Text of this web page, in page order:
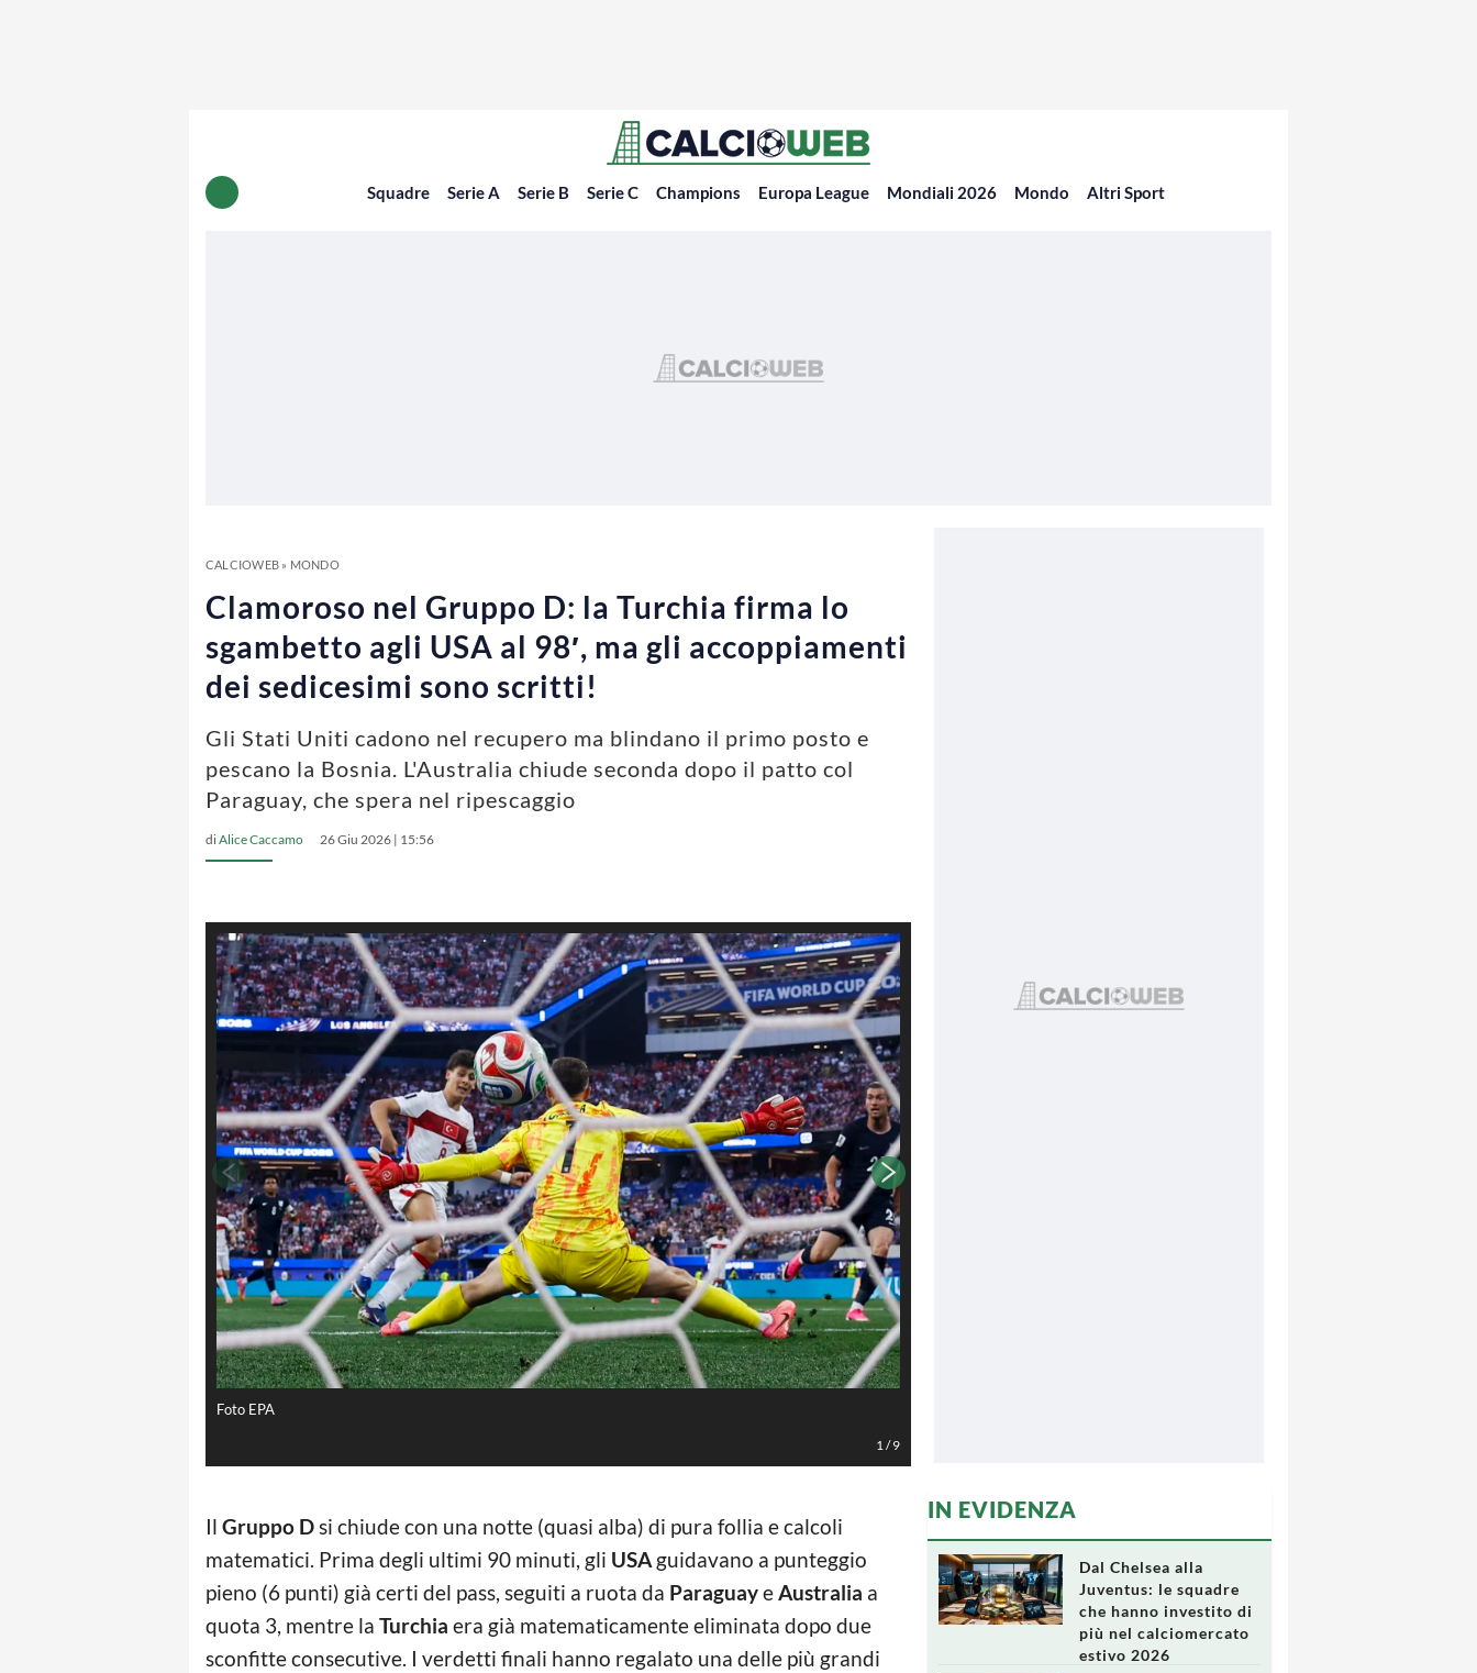
Squadre Serie A Serie B Serie C Champions Europa League Mondiali 2026 Mondo Altri Sport
CALCIOWEB» MONDO
Clamoroso nel Gruppo D: la Turchia firma lo
sgambetto agli USA al 98′, ma gli accoppiamenti
dei sedicesimi sono scritti!
Gli Stati Uniti cadono nel recupero ma blindano il primo posto e
pescano la Bosnia. L'Australia chiude seconda dopo il patto col
Paraguay, che spera nel ripescaggio
diAlice Caccamo 26 Giu 2026 | 15:56
Foto EPA
1/9
Il Gruppo Dsi chiude con una notte (quasi alba) di pura follia e calcoli
matematici. Prima degli ultimi 90 minuti, gli USA guidavano a punteggio
pieno (6 punti) già certi del pass, seguiti a ruota da ParaguayeAustralia a
quota 3, mentre la Turchia era già matematicamente eliminata dopo due
sconfitte consecutive. I verdetti finali hanno regalato una delle più grandi
IN EVIDENZA
Dal Chelsea alla
Juventus: le squadre
che hanno investito di
più nel calciomercato
estivo 2026